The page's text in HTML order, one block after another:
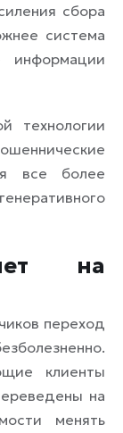
сбора
система
информации
технологии
все более
на
переход
клиенты
на
менять